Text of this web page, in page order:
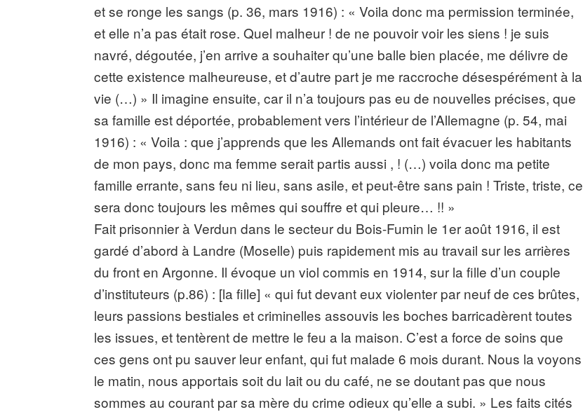
et se ronge les sangs (p. 36, mars 1916) : « Voila donc ma permission terminée,
et elle n’a pas était rose. Quel malheur ! de ne pouvoir voir les siens ! je suis
navré, dégoutée, j’en arrive a souhaiter qu’une balle bien placée, me délivre de
cette existence malheureuse, et d’autre part je me raccroche désespérément à la
vie (…) » Il imagine ensuite, car il n’a toujours pas eu de nouvelles précises, que
sa famille est déportée, probablement vers l’intérieur de l’Allemagne (p. 54, mai
1916) : « Voila : que j’apprends que les Allemands ont fait évacuer les habitants
de mon pays, donc ma femme serait partis aussi , ! (…) voila donc ma petite
famille errante, sans feu ni lieu, sans asile, et peut-être sans pain ! Triste, triste, ce
sera donc toujours les mêmes qui souffre et qui pleure… !! »
Fait prisonnier à Verdun dans le secteur du Bois-Fumin le 1er août 1916, il est
gardé d’abord à Landre (Moselle) puis rapidement mis au travail sur les arrières
du front en Argonne. Il évoque un viol commis en 1914, sur la fille d’un couple
d’instituteurs (p.86) : [la fille] « qui fut devant eux violenter par neuf de ces brûtes,
leurs passions bestiales et criminelles assouvis les boches barricadèrent toutes
les issues, et tentèrent de mettre le feu a la maison. C’est a force de soins que
ces gens ont pu sauver leur enfant, qui fut malade 6 mois durant. Nous la voyons
le matin, nous apportais soit du lait ou du café, ne se doutant pas que nous
sommes au courant par sa mère du crime odieux qu’elle a subi. » Les faits cités